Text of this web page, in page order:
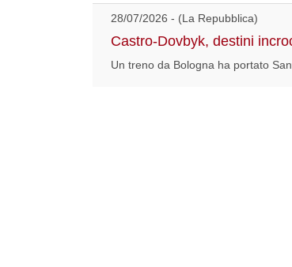
28/07/2026 - (La Repubblica)
Castro-Dovbyk, destini
Un treno da Bologna ha portato